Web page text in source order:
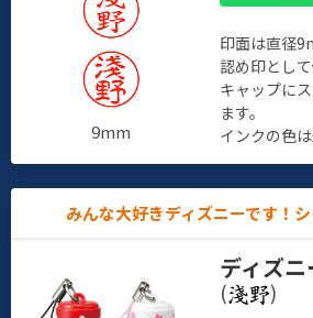
9mm
印面は直径
認め印として
キャップに
ます。
インクの色は
みんな大好きディズニーです！
ディズ
( )